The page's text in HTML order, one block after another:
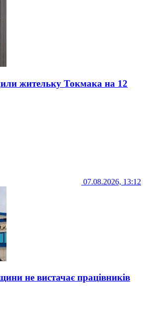
жительку Токмака на 12
07.08.2026, 13:12
не вистачає працівників